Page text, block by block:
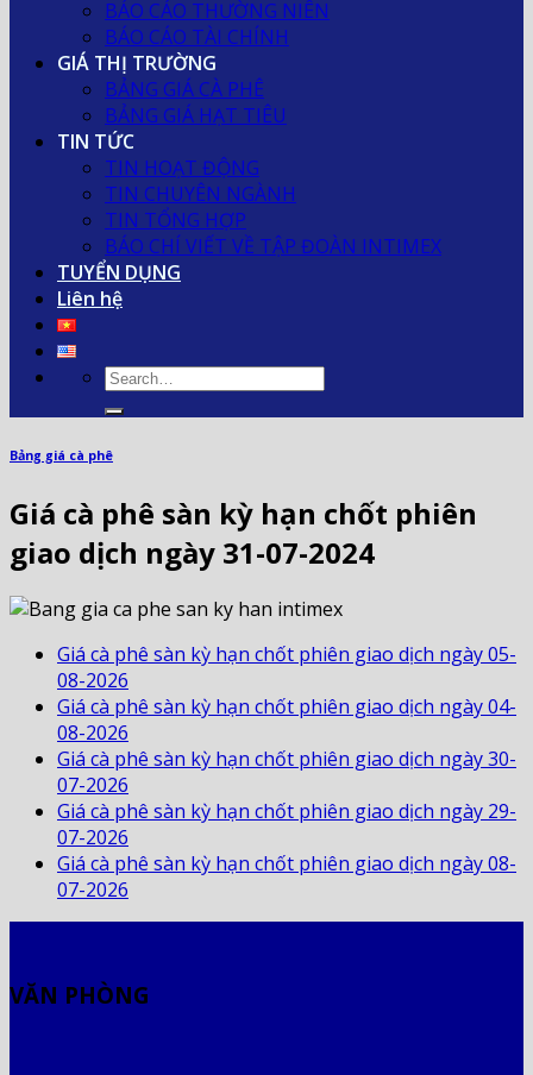
BÁO CÁO THƯỜNG NIÊN
BÁO CÁO TÀI CHÍNH
GIÁ THỊ TRƯỜNG
BẢNG GIÁ CÀ PHÊ
BẢNG GIÁ HẠT TIÊU
TIN TỨC
TIN HOẠT ĐỘNG
TIN CHUYÊN NGÀNH
TIN TỔNG HỢP
BÁO CHÍ VIẾT VỀ TẬP ĐOÀN INTIMEX
TUYỂN DỤNG
Liên hệ
Bảng giá cà phê
Giá cà phê sàn kỳ hạn chốt phiên
giao dịch ngày 31-07-2024
Giá cà phê sàn kỳ hạn chốt phiên giao dịch ngày 05-
08-2026
Giá cà phê sàn kỳ hạn chốt phiên giao dịch ngày 04-
08-2026
Giá cà phê sàn kỳ hạn chốt phiên giao dịch ngày 30-
07-2026
Giá cà phê sàn kỳ hạn chốt phiên giao dịch ngày 29-
07-2026
Giá cà phê sàn kỳ hạn chốt phiên giao dịch ngày 08-
07-2026
VĂN PHÒNG